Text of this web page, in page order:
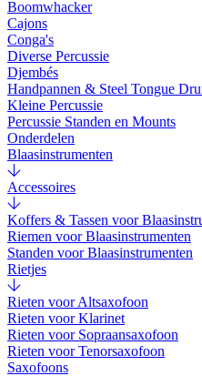
Boomwhacker
Cajons
Conga's
Diverse Percussie
Djembés
Handpannen & Steel Tongue
Kleine Percussie
Percussie Standen en Mounts
Onderdelen
Blaasinstrumenten
Accessoires
Koffers & Tassen voor
Riemen voor Blaasinstrumenten
Standen voor Blaasinstrumenten
Rietjes
Rieten voor Altsaxofoon
Rieten voor Klarinet
Rieten voor Sopraansaxofoon
Rieten voor Tenorsaxofoon
Saxofoons